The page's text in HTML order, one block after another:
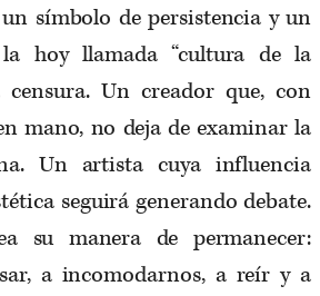
símbolo de persistencia y un
hoy llamada “cultura de la
censura. Un creador que, con
mano, no deja de examinar la
Un artista cuya influencia
seguirá generando debate.
su manera de permanecer:
a incomodarnos, a reír y a